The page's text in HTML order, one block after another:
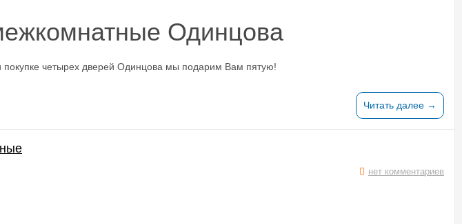
Одинцова
четырех дверей Одинцова мы подарим Вам пятую!
Читать далее →
нет комментариев